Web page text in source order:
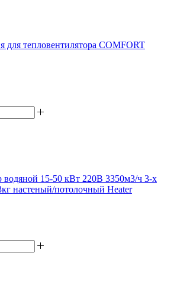
для тепловентилятора COMFORT
водяной 15-50 кВт 220В 3350м3/ч 3-х
настеный/потолочный Heater